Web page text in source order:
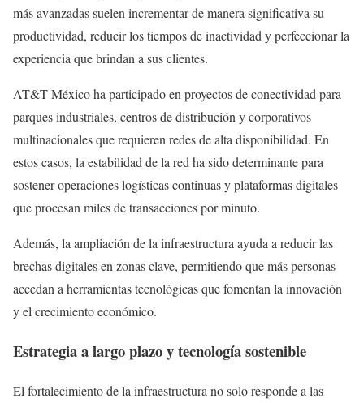
más avanzadas suelen incrementar de manera significativa su
productividad, reducir los tiempos de inactividad y perfeccionar la
experiencia que brindan a sus clientes.
AT&T México ha participado en proyectos de conectividad para
parques industriales, centros de distribución y corporativos
multinacionales que requieren redes de alta disponibilidad. En
estos casos, la estabilidad de la red ha sido determinante para
sostener operaciones logísticas continuas y plataformas digitales
que procesan miles de transacciones por minuto.
Además, la ampliación de la infraestructura ayuda a reducir las
brechas digitales en zonas clave, permitiendo que más personas
accedan a herramientas tecnológicas que fomentan la innovación
y el crecimiento económico.
Estrategia a largo plazo y tecnología sostenible
El fortalecimiento de la infraestructura no solo responde a las